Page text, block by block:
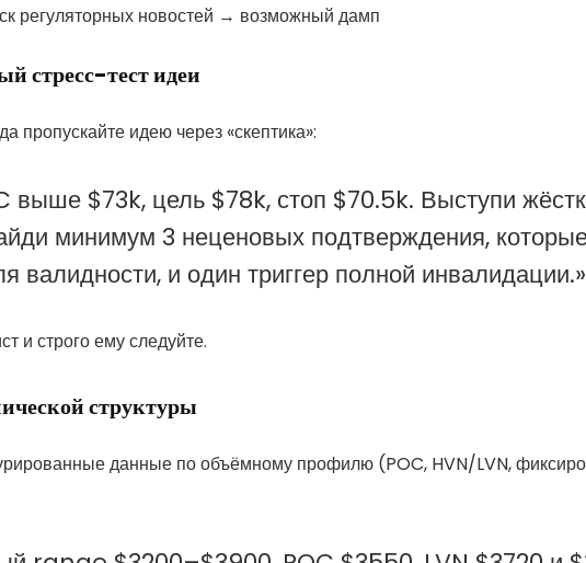
регуляторных новостей → возможный дамп
стресс-тест идеи
пропускайте идею через «скептика»:
выше $73k, цель $78k, стоп $70.5k. Выступи
минимум 3 неценовых подтверждения,
валидности, и один триггер полной инвалидации.»
и строго ему следуйте.
структуры
данные по объёмному профилю (POC, HVN/LVN,